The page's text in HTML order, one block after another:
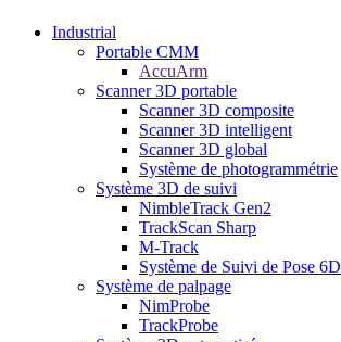
Industrial
Portable CMM
AccuArm
Scanner 3D portable
Scanner 3D composite
Scanner 3D intelligent
Scanner 3D global
Système de photogrammétrie
Système 3D de suivi
NimbleTrack Gen2
TrackScan Sharp
M-Track
Système de Suivi de Pose 6D
Système de palpage
NimProbe
TrackProbe